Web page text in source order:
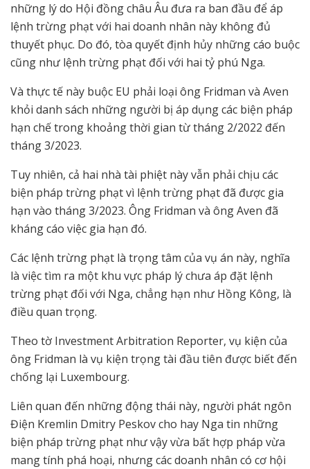
những lý do Hội đồng châu Âu đưa ra ban đầu để áp
lệnh trừng phạt với hai doanh nhân này không đủ
thuyết phục. Do đó, tòa quyết định hủy những cáo buộc
cũng như lệnh trừng phạt đối với hai tỷ phú Nga.
Và thực tế này buộc EU phải loại ông Fridman và Aven
khỏi danh sách những người bị áp dụng các biện pháp
hạn chế trong khoảng thời gian từ tháng 2/2022 đến
tháng 3/2023.
Tuy nhiên, cả hai nhà tài phiệt này vẫn phải chịu các
biện pháp trừng phạt vì lệnh trừng phạt đã được gia
hạn vào tháng 3/2023. Ông Fridman và ông Aven đã
kháng cáo việc gia hạn đó.
Các lệnh trừng phạt là trọng tâm của vụ án này, nghĩa
là việc tìm ra một khu vực pháp lý chưa áp đặt lệnh
trừng phạt đối với Nga, chẳng hạn như Hồng Kông, là
điều quan trọng.
Theo tờ Investment Arbitration Reporter, vụ kiện của
ông Fridman là vụ kiện trọng tài đầu tiên được biết đến
chống lại Luxembourg.
Liên quan đến những động thái này, người phát ngôn
Điện Kremlin Dmitry Peskov cho hay Nga tin những
biện pháp trừng phạt như vậy vừa bất hợp pháp vừa
mang tính phá hoại, nhưng các doanh nhân có cơ hội